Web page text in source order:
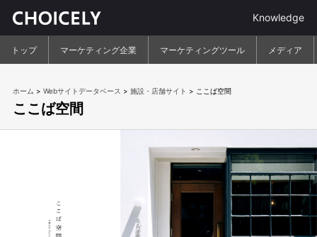
Knowledge
トップ マーケティング企業 マーケティングツール メディア
ホーム > Webサイトデータベース > 施設・店舗サイト > ここば空間
ここば空間